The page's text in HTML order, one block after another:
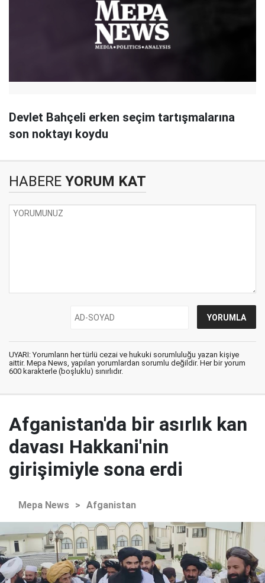
Devlet Bahçeli erken seçim tartışmalarına
son noktayı koydu
HABERE YORUM KAT
UYARI: Yorumların her türlü cezai ve hukuki sorumluluğu yazan kişiye
aittir. Mepa News, yapılan yorumlardan sorumlu değildir. Her bir yorum
600 karakterle (boşluklu) sınırlıdır.
Afganistan'da bir asırlık kan
davası Hakkani'nin
girişimiyle sona erdi
Mepa News > Afganistan